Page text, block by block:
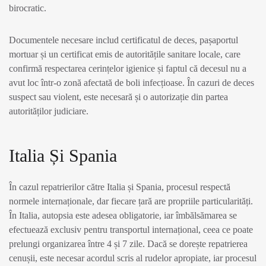
birocratic.
Documentele necesare includ certificatul de deces, pașaportul
mortuar și un certificat emis de autoritățile sanitare locale, care
confirmă respectarea cerințelor igienice și faptul că decesul nu a
avut loc într-o zonă afectată de boli infecțioase. În cazuri de deces
suspect sau violent, este necesară și o autorizație din partea
autorităților judiciare.
Italia Și Spania
În cazul repatrierilor către Italia și Spania, procesul respectă
normele internaționale, dar fiecare țară are propriile particularități.
În Italia, autopsia este adesea obligatorie, iar îmbălsămarea se
efectuează exclusiv pentru transportul internațional, ceea ce poate
prelungi organizarea între 4 și 7 zile. Dacă se dorește repatrierea
cenușii, este necesar acordul scris al rudelor apropiate, iar procesul